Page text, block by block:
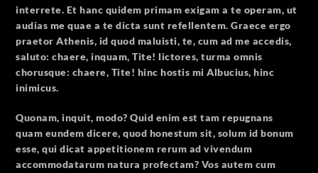
interrete. Et hanc quidem primam exigam a te operam, ut
audias me quae a te dicta sunt refellentem. Graece ergo
praetor Athenis, id quod maluisti, te, cum ad me accedis,
saluto: chaere, inquam, Tite! lictores, turma omnis
chorusque: chaere, Tite! hinc hostis mi Albucius, hinc
inimicus.
Quonam, inquit, modo? Quid enim est tam repugnans
quam eundem dicere, quod honestum sit, solum id bonum
esse, qui dicat appetitionem rerum ad vivendum
accommodatarum natura profectam? Vos autem cum